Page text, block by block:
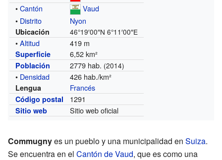
•Cantón
Vaud
• Distrito Nyon
Ubicación 46°19′00″N 6°11′00″E
•Altitud 419 m
Superficie 6,52 km²
Población 2779 hab. (2014)
• Densidad 426 hab./km²
Lengua Francés
Código postal 1291
Sitio web Sitio web oficial
Commugnyes un pueblo y una municipalidad en Suiza.
Se encuentra en el Cantón de Vaud, que es como una